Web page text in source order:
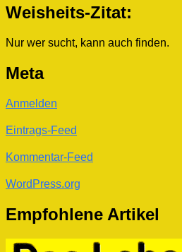
Weisheits-Zitat:
Nur wer sucht, kann auch finden.
Meta
Anmelden
Eintrags-Feed
Kommentar-Feed
WordPress.org
Empfohlene Artikel